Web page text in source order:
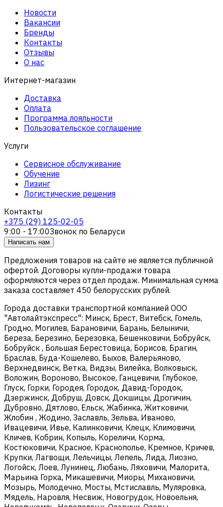
Новости
Вакансии
Бренды
Контакты
Отзывы
О нас
Интернет-магазин
Доставка
Оплата
Программа лояльности
Пользовательское соглашение
Услуги
Сервисное обслуживание
Обучение
Лизинг
Логистические решения
Контакты
+375 (29) 125-02-05
9:00 - 17:00Звонок по Беларуси
Написать нам
Предложения товаров на сайте не является публичной
офертой. Договоры купли-продажи товара
оформляются через отдел продаж. Минимальная сумма
заказа составляет 450 белорусских рублей.
Города доставки транспортной компанией ООО
"Автолайтэкспресс": Минск, Брест, Витебск, Гомель,
Гродно, Могилев, Барановичи, Барань, Белыничи,
Береза, Березино, Березовка, Бешенковичи, Бобруйск,
Бобруйск , Большая Берестовица, Борисов, Брагин,
Браслав, Буда-Кошелево, Быхов, Валерьяново,
Верхнедвинск, Ветка, Видзы, Вилейка, Волковыск,
Воложин, Вороново, Высокое, Ганцевичи, Глубокое,
Глуск, Горки, Городея, Городок, Давид-Городок,
Дзержинск, Добруш, Довск, Докшицы, Дрогичин,
Дубровно, Дятлово, Ельск, Жабинка, Житковичи,
Жлобин , Жодино, Заславль, Зельва, Иваново,
Ивацевичи, Ивье, Калинковичи, Клецк, Климовичи,
Кличев, Кобрин, Копыль, Кореличи, Корма,
Костюковичи, Красное, Краснополье, Кремное, Кричев,
Крупки, Лагвощи, Лельчицы, Лепель, Лида, Лиозно,
Логойск, Лоев, Лунинец, Любань, Ляховичи, Малорита,
Марьина Горка, Микашевичи, Миоры, Михановичи,
Мозырь, Молодечно, Мосты, Мстиславль, Муляровка,
Мядель, Наровля, Несвиж, Новогрудок, Новоельня,